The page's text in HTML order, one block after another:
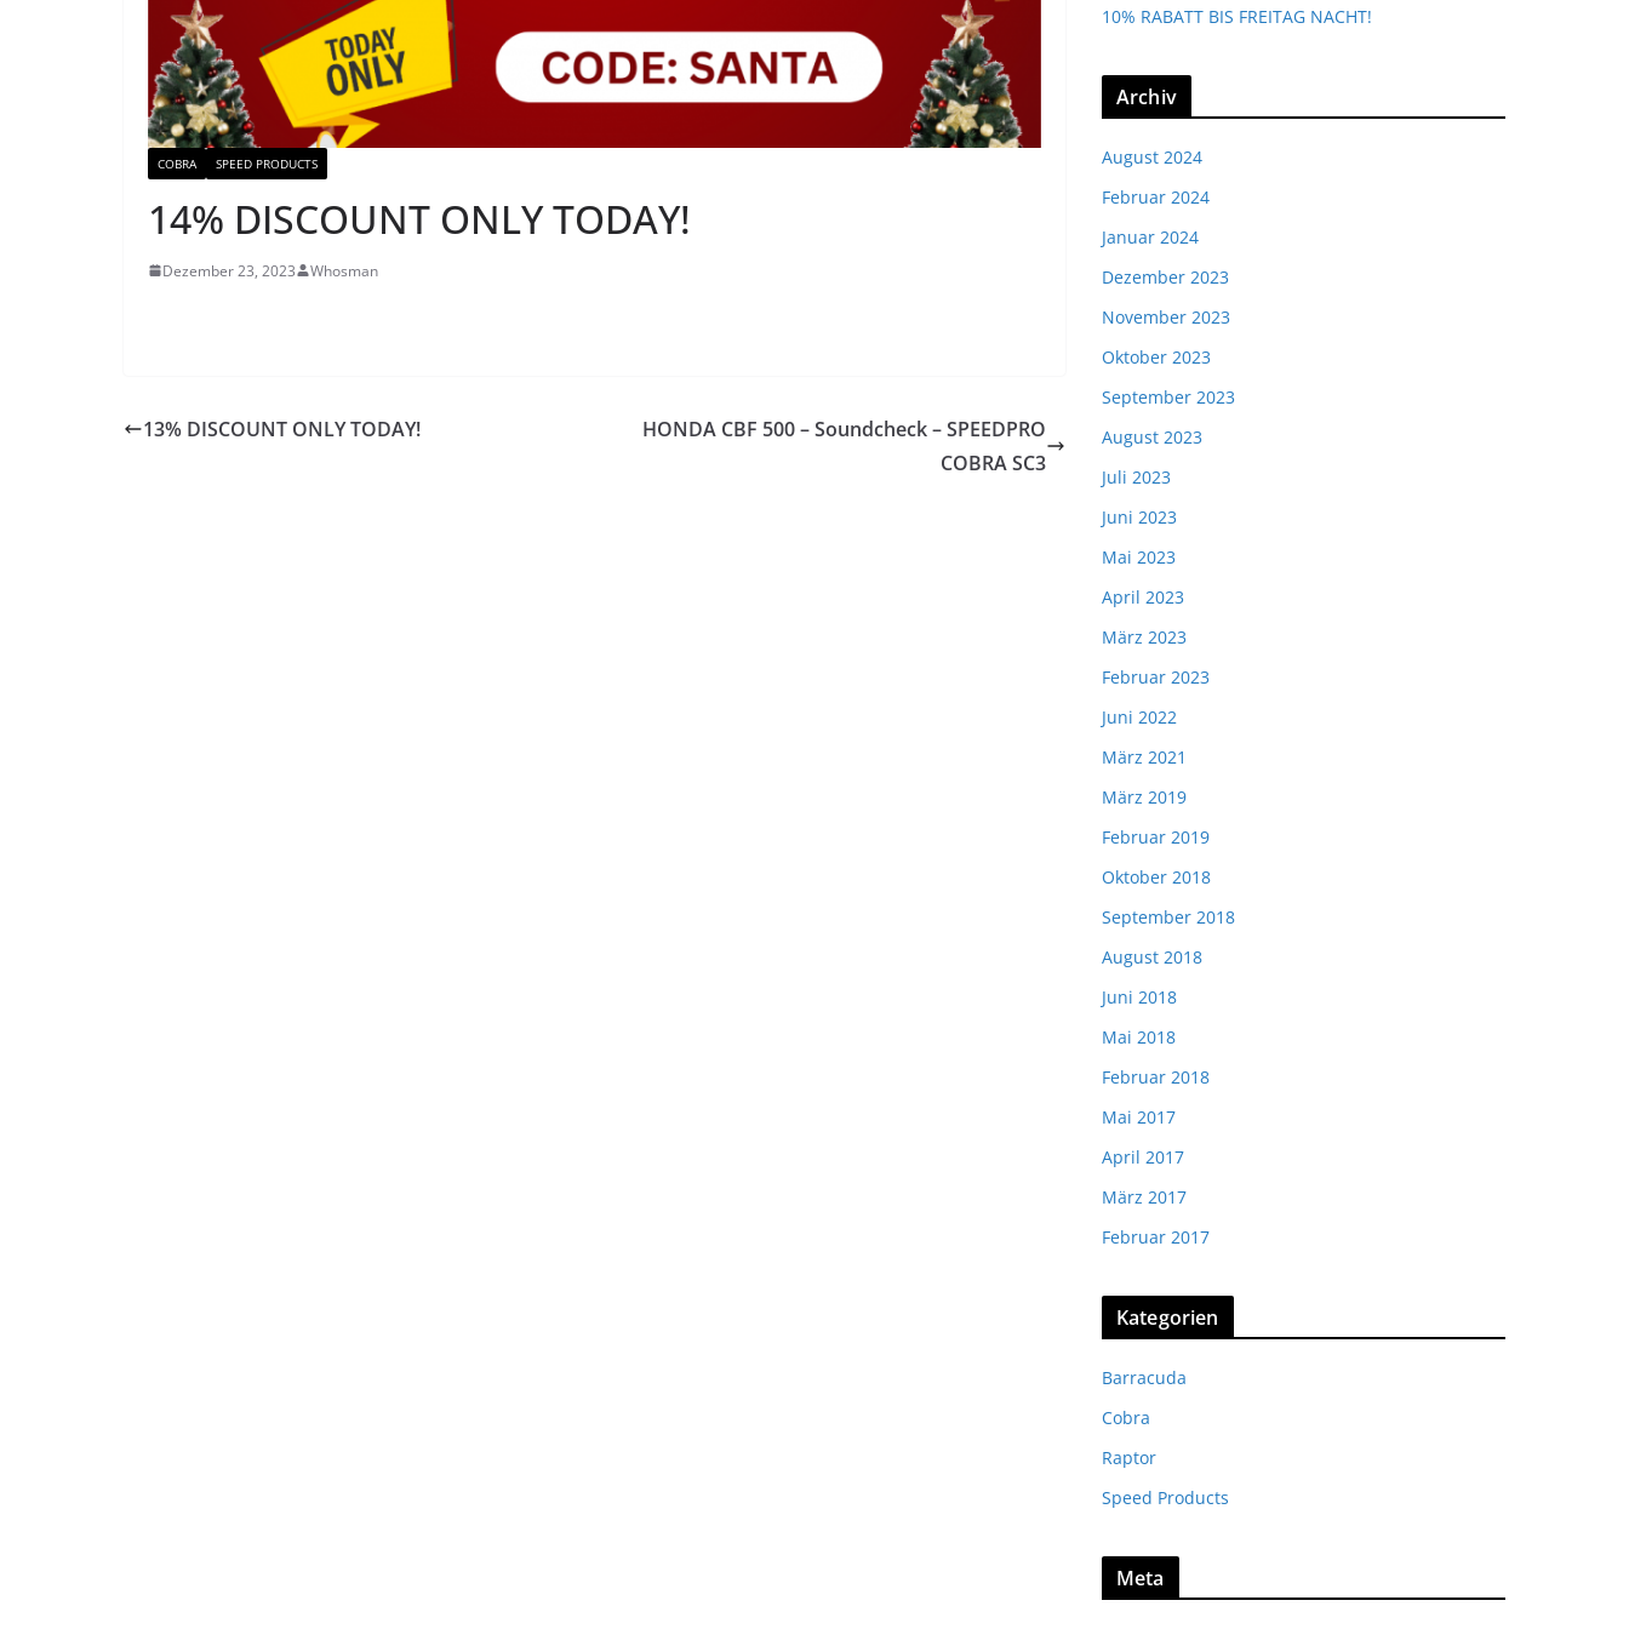
COBRA SPEED PRODUCTS
14% DISCOUNT ONLY TODAY!
Dezember 23, 2023 Whosman
13% DISCOUNT ONLY TODAY!
HONDA CBF 500 – Soundcheck – SPEEDPRO
COBRA SC3
10% RABATT BIS FREITAG NACHT!
Archiv
August 2024
Februar 2024
Januar 2024
Dezember 2023
November 2023
Oktober 2023
September 2023
August 2023
Juli 2023
Juni 2023
Mai 2023
April 2023
März 2023
Februar 2023
Juni 2022
März 2021
März 2019
Februar 2019
Oktober 2018
September 2018
August 2018
Juni 2018
Mai 2018
Februar 2018
Mai 2017
April 2017
März 2017
Februar 2017
Kategorien
Barracuda
Cobra
Raptor
Speed Products
Meta